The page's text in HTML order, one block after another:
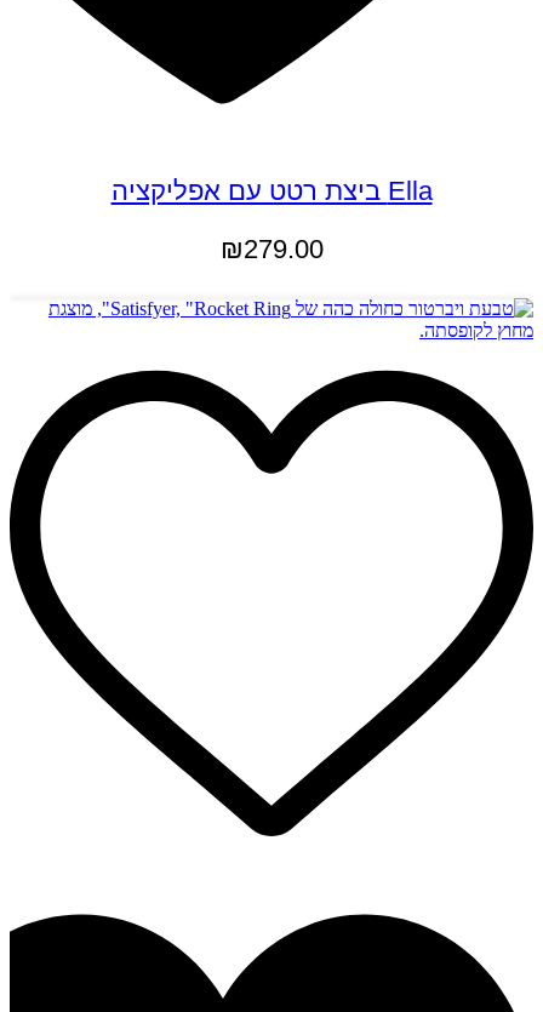
Ella ביצת רטט עם אפליקציה
₪279.00